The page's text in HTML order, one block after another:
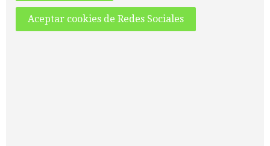
Aceptar cookies de Redes Sociales